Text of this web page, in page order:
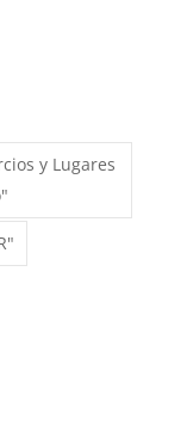
y Lugares